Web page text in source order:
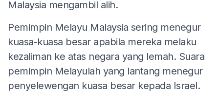
Malaysia mengambil alih.
Pemimpin Melayu Malaysia sering menegur
kuasa-kuasa besar apabila mereka melaku
kezaliman ke atas negara yang lemah. Suara
pemimpin Melayulah yang lantang menegur
penyelewengan kuasa besar kepada Israel.